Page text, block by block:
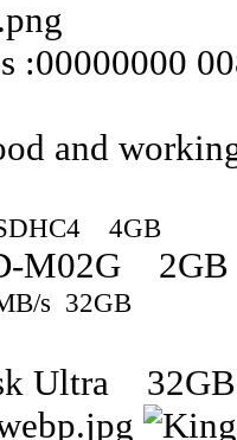
:00000000
and
4GB
M02G 2GB
s 32GB
Ultra